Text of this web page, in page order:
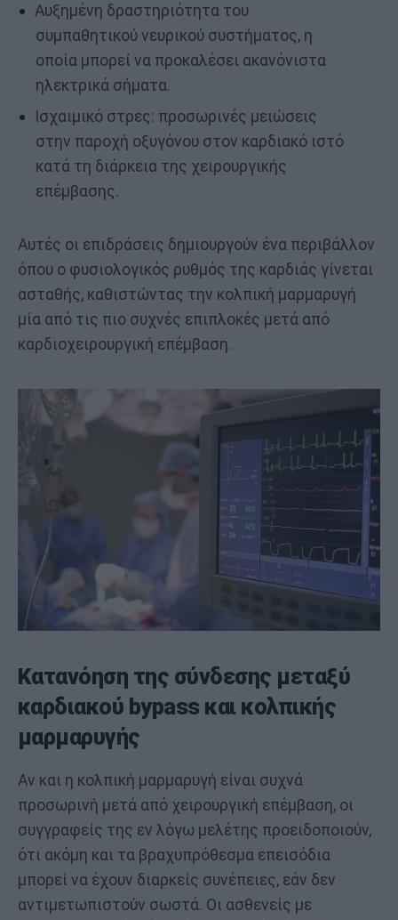
Αυξημένη δραστηριότητα του
συμπαθητικού νευρικού συστήματος, η
οποία μπορεί να προκαλέσει ακανόνιστα
ηλεκτρικά σήματα.
Ισχαιμικό στρες: προσωρινές μειώσεις
στην παροχή οξυγόνου στον καρδιακό ιστό
κατά τη διάρκεια της χειρουργικής
επέμβασης.
Αυτές οι επιδράσεις δημιουργούν ένα περιβάλλον
όπου ο φυσιολογικός ρυθμός της καρδιάς γίνεται
ασταθής, καθιστώντας την κολπική μαρμαρυγή
μία από τις πιο συχνές επιπλοκές μετά από
καρδιοχειρουργική επέμβαση.
Κατανόηση της σύνδεσης μεταξύ
καρδιακού bypass και κολπικής
μαρμαρυγής
Αν και η κολπική μαρμαρυγή είναι συχνά
προσωρινή μετά από χειρουργική επέμβαση, οι
συγγραφείς της εν λόγω μελέτης προειδοποιούν,
ότι ακόμη και τα βραχυπρόθεσμα επεισόδια
μπορεί να έχουν διαρκείς συνέπειες, εάν δεν
αντιμετωπιστούν σωστά. Οι ασθενείς με